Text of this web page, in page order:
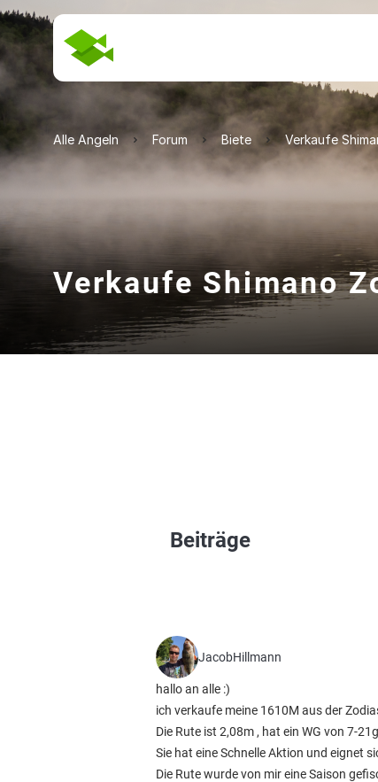
Alle Angeln Forum Biete Verkaufe
Verkaufe Shimano
Beiträge
JacobHillmann
hallo an alle :)
ich verkaufe meine 1610M aus der
Die Rute ist 2,08m , hat ein WG von 7-
Sie hat eine Schnelle Aktion und eignet
Die Rute wurde von mir eine Saison